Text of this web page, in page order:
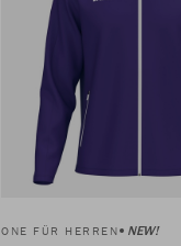
ONE FÜR HERREN NEW!